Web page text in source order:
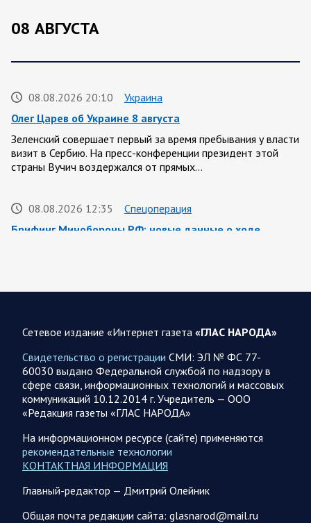
08 АВГУСТА
08.08.2026 20:10
Украина
Олег Царев об Украине 8 августа
Зеленский совершает первый за время пребывания у власти
визит в Сербию. На пресс-конференции президент этой
страны Вучич воздержался от прямых…
08.08.2026 12:35
Спецоперация
Брифинг Минобороны РФ: новые данные о ходе
представители группировок «Север», «Запад», «Центр»,
Сводка военных действий от Минобороны РФ 8
августа. Коротко
Группировка войск «Север» взяла под контроль населенный
пункт Ивановка в Харьковской области. Российские
08.08.2026 10:09
Спецоперация
В ночь 8 августа ВС РФ нанесли удары по объектам в 8
Сетевое издание «Интернет газета «ГЛАС НАРОДА»
Свидетельство о регистрации СМИ: ЭЛ № ФС 77-
60030 выдано Федеральной службой по надзору в
сфере связи, информационных технологий и массовых
коммуникаций 10.12.2014 г. Учредитель — ООО
«Редакция газеты «ГЛАС НАРОДА»
На информационном ресурсе (сайте) применяются
рекомендательные технологии
КОНТАКТНАЯ ИНФОРМАЦИЯ
Главный-редактор — Дмитрий Олейник
Общая почта редакции сайта: glasnarod@mail.ru